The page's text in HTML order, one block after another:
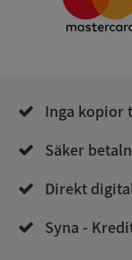
Inga kopior
Säker
Direkt
Syna -
Privacy